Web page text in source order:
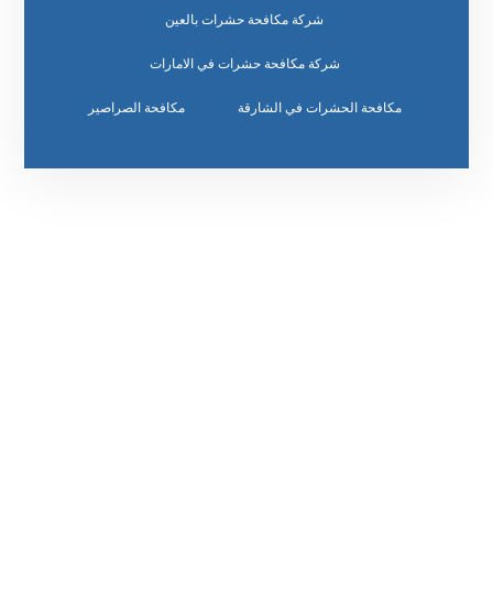
شركة مكافحة حشرات بالعين
شركة مكافحة حشرات في الامارات
مكافحة الحشرات في الشارقة مكافحة الصراصير